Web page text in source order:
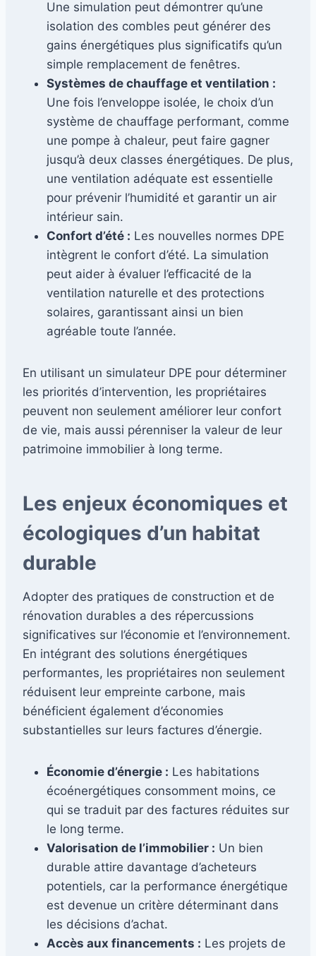
Une simulation peut démontrer qu’une
isolation des combles peut générer des
gains énergétiques plus significatifs qu’un
simple remplacement de fenêtres.
Systèmes de chauffage et ventilation :
Une fois l’enveloppe isolée, le choix d’un
système de chauffage performant, comme
une pompe à chaleur, peut faire gagner
jusqu’à deux classes énergétiques. De plus,
une ventilation adéquate est essentielle
pour prévenir l’humidité et garantir un air
intérieur sain.
Confort d’été : Les nouvelles normes DPE
intègrent le confort d’été. La simulation
peut aider à évaluer l’efficacité de la
ventilation naturelle et des protections
solaires, garantissant ainsi un bien
agréable toute l’année.
En utilisant un simulateur DPE pour déterminer
les priorités d’intervention, les propriétaires
peuvent non seulement améliorer leur confort
de vie, mais aussi pérenniser la valeur de leur
patrimoine immobilier à long terme.
Les enjeux économiques et
écologiques d’un habitat
durable
Adopter des pratiques de construction et de
rénovation durables a des répercussions
significatives sur l’économie et l’environnement.
En intégrant des solutions énergétiques
performantes, les propriétaires non seulement
réduisent leur empreinte carbone, mais
bénéficient également d’économies
substantielles sur leurs factures d’énergie.
Économie d’énergie : Les habitations
écoénergétiques consomment moins, ce
qui se traduit par des factures réduites sur
le long terme.
Valorisation de l’immobilier : Un bien
durable attire davantage d’acheteurs
potentiels, car la performance énergétique
est devenue un critère déterminant dans
les décisions d’achat.
Accès aux financements : Les projets de